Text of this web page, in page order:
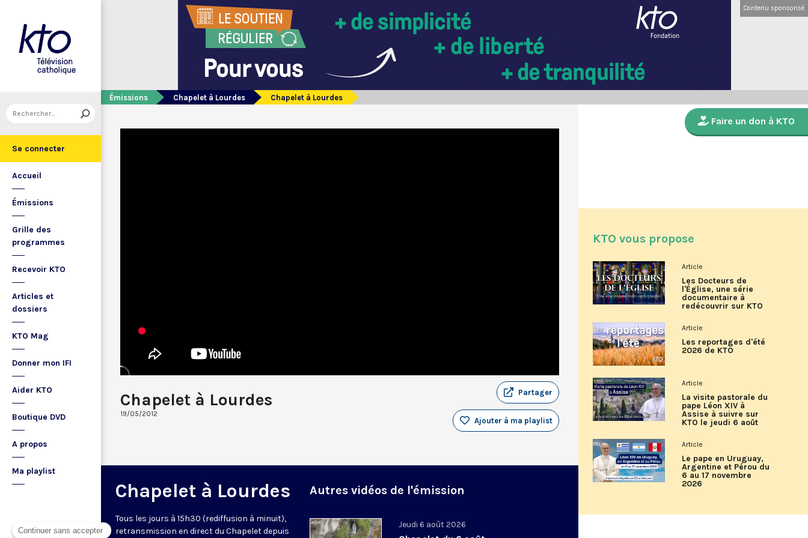
Se connecter
Accueil
Émissions
Grille des
programmes
Recevoir KTO
Articles et
dossiers
KTO Mag
Donner mon IFI
Aider KTO
Boutique DVD
A propos
Ma playlist
Contenu sponsorisé
Émissions Chapelet à Lourdes Chapelet à Lourdes
Chapelet à Lourdes
19/05/2012
Partager
Ajouter à ma playlist
Chapelet à Lourdes
Tous les jours à 15h30 (rediffusion à minuit),
retransmission en direct du Chapelet depuis
Autres vidéos de l'émission
Jeudi 6 août 2026
Faire un don à KTO
KTO vous propose
Article
Les Docteurs de
l'Église, une série
documentaire à
redécouvrir sur KTO
Article
Les reportages d'été
2026 de KTO
Article
La visite pastorale du
pape Léon XIV à
Assise à suivre sur
KTO le jeudi 6 août
Article
Le pape en Uruguay,
Argentine et Pérou du
6 au 17 novembre
2026